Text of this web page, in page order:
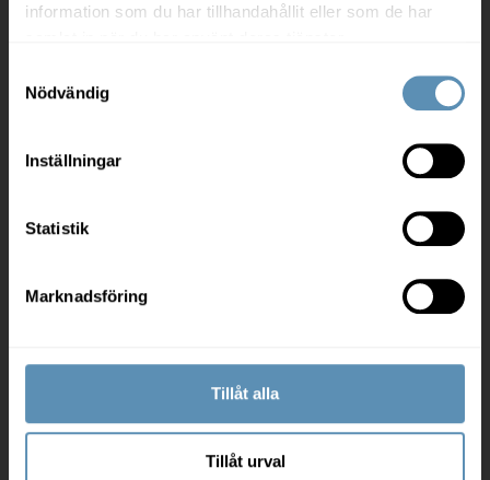
information som du har tillhandahållit eller som de har
Nödvändig
Inställningar
Statistik
Marknadsföring
Tillåt alla
Tillåt urval
Felanmälan
För leverantörer
Jobba hos oss